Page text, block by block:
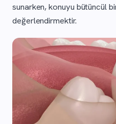
sunarken, konuyu bütüncül
değerlendirmektir.